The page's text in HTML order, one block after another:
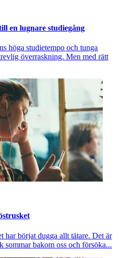
en lugnare studiegång
höga studietempo och tunga
överraskning. Men med rätt
har börjat dugga allt tätare. Det är
sommar bakom oss och försöka...